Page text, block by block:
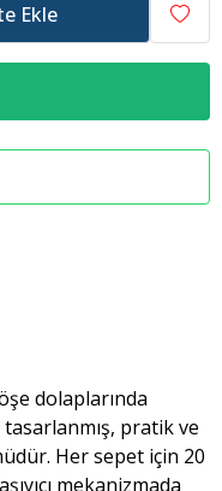
Ekle
dolaplarında
pratik ve
Her sepet için 20
mekanizmada